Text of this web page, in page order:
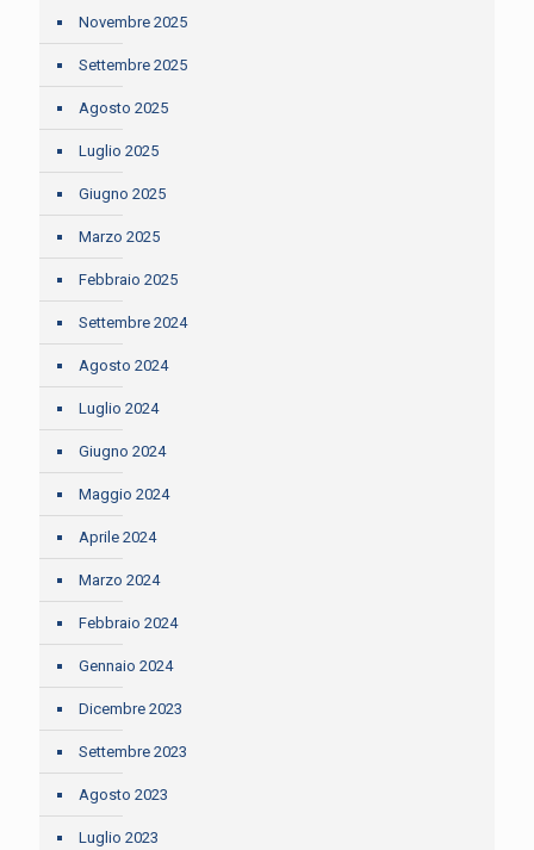
Novembre 2025
Settembre 2025
Agosto 2025
Luglio 2025
Giugno 2025
Marzo 2025
Febbraio 2025
Settembre 2024
Agosto 2024
Luglio 2024
Giugno 2024
Maggio 2024
Aprile 2024
Marzo 2024
Febbraio 2024
Gennaio 2024
Dicembre 2023
Settembre 2023
Agosto 2023
Luglio 2023